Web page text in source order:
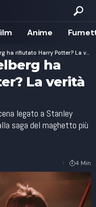
Anime
Harry Potter? La verità dietro il suo “No”
ha
La verità
legato a Stanley
saga del maghetto più
4 Min